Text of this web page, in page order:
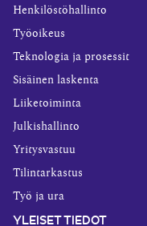
Henkilöstöhallinto
Työoikeus
Teknologia ja prosessit
Sisäinen laskenta
Liiketoiminta
Julkishallinto
Yritysvastuu
Tilintarkastus
Työ ja ura
YLEISET TIEDOT